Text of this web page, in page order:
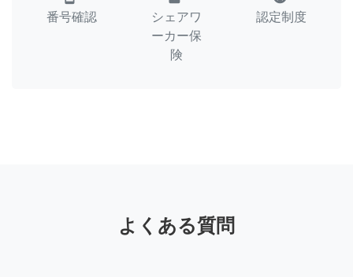
番号確認
シェアワ
ーカー保
険
認定制度
よくある質問